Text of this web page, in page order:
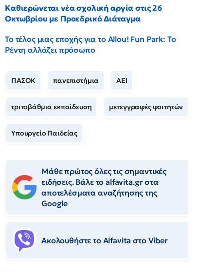
Καθιερώνεται νέα σχολική αργία στις 26
Οκτωβρίου με Προεδρικό Διάταγμα
Το τέλος μιας εποχής για το Allou! Fun Park: Το
Ρέντη αλλάζει πρόσωπο
ΠΑΣΟΚ πανεπιστήμια ΑΕΙ
τριτοβάθμια εκπαίδευση μετεγγραφές φοιτητών
Υπουργείο Παιδείας
Μάθε πρώτος όλες τις σημαντικές
ειδήσεις. Βάλε το alfavita.gr στα
αποτελέσματα αναζήτησης της
Google
Ακολουθήστε το Αlfavita στο Viber